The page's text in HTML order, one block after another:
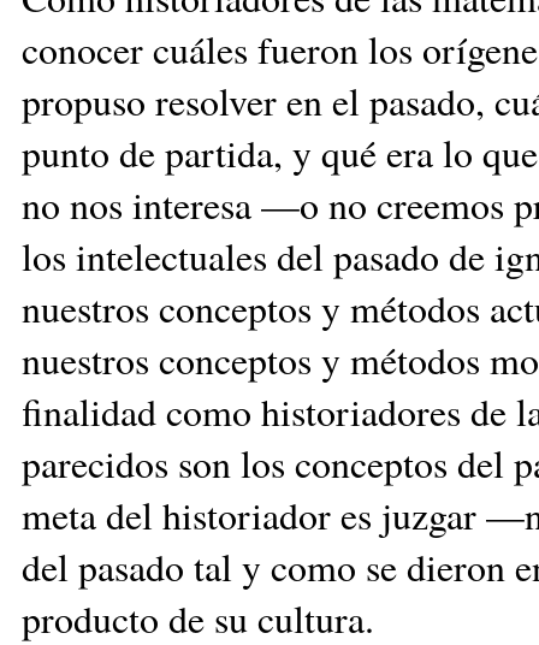
conocer cuáles fueron los
propuso resolver en el pasado,
punto de partida, y qué era lo
no nos interesa —o no creemos
los intelectuales del pasado de
nuestros conceptos y métodos
nuestros conceptos y métodos
finalidad como historiadores de
parecidos son los conceptos del
meta del historiador es juzgar
del pasado tal y como se dieron
producto de su cultura.